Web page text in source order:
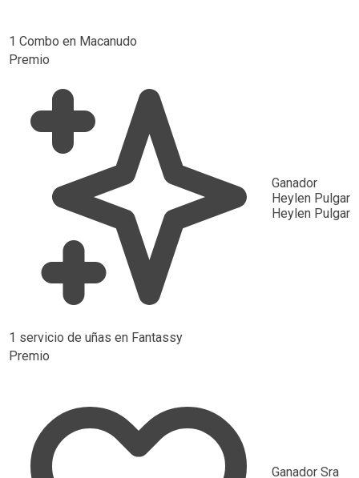
1 Combo en Macanudo
Premio
1 servicio de uñas en Fantassy
Ganador
Heylen Pulgar
Heylen Pulgar
Premio
Ganador Sra